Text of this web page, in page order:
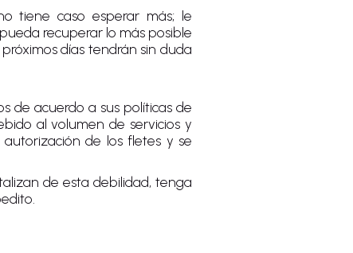
tiene caso esperar más; le
recuperar lo más posible
días tendrán sin duda
de acuerdo a sus políticas de
al volumen de servicios y
de los fletes y se
de esta debilidad, tenga